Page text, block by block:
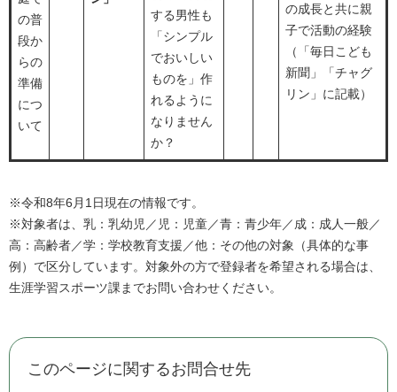
の普
段か
らの
準備
につ
いて
する男性も
「シンプル
でおいしい
ものを」作
れるように
なりません
か？
の成長と共に親
子で活動の経験
（「毎日こども
新聞」「チャグ
リン」に記載）
※令和8年6月1日現在の情報です。
※対象者は、乳：乳幼児／児：児童／青：青少年／成：成人一般／
高：高齢者／学：学校教育支援／他：その他の対象（具体的な事
例）で区分しています。対象外の方で登録者を希望される場合は、
生涯学習スポーツ課までお問い合わせください。
このページに関するお問合せ先